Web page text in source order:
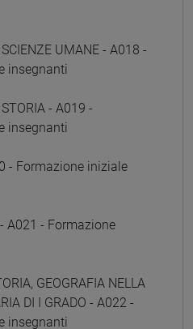
UMANE - A018 -
insegnanti
- A019 -
insegnanti
- Formazione iniziale
A021 - Formazione
GEOGRAFIA NELLA
DI I GRADO - A022 -
insegnanti